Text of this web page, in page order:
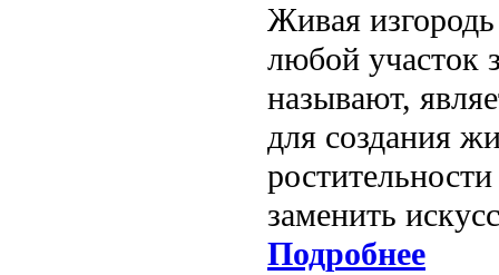
Живая
любой участок
называют,
для создания
заменить
Подробнее